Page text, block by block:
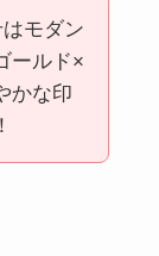
モダン
ールド×
かな印